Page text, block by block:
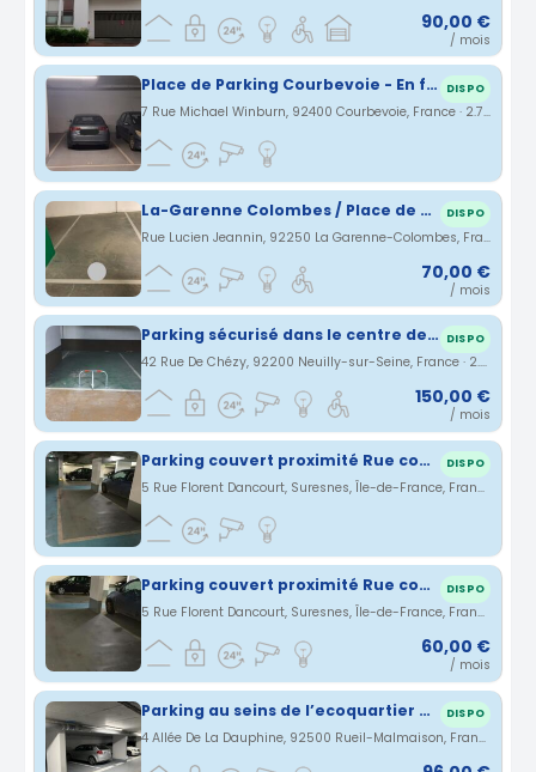
90,00 €
/ mois
Place de Parking Courbevoie - En face de l'espace Carpeaux DISPO
7 Rue Michael Winburn, 92400 Courbevoie, France · 2.7 km
La-Garenne Colombes / Place de parking sous-terrain sécurisé DISPO
Rue Lucien Jeannin, 92250 La Garenne-Colombes, France · 2.7 km
70,00 €
/ mois
Parking sécurisé dans le centre de Neuilly-sur-Seine DISPO
42 Rue De Chézy, 92200 Neuilly-sur-Seine, France · 2.71 km
150,00 €
/ mois
Parking couvert proximité Rue commerçant Edward Vaillant DISPO
5 Rue Florent Dancourt, Suresnes, Île-de-France, France · 2.71 km
Parking couvert proximité Rue commerçant Edward Vaillant DISPO
5 Rue Florent Dancourt, Suresnes, Île-de-France, France · 2.71 km
60,00 €
/ mois
Parking au seins de l’ecoquartier Rueil Arsenal DISPO
4 Allée De La Dauphine, 92500 Rueil-Malmaison, France · 2.73 km